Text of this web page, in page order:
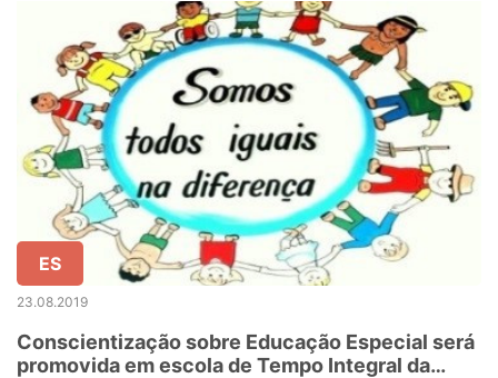
ES
23.08.2019
Conscientização sobre Educação Especial será
promovida em escola de Tempo Integral da